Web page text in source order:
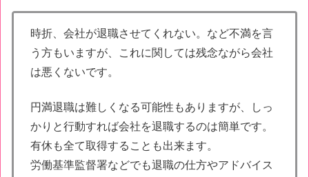
時折、会社が退職させてくれない。など不満を言
う方もいますが、これに関しては残念ながら会社
は悪くないです。
円満退職は難しくなる可能性もありますが、しっ
かりと行動すれば会社を退職するのは簡単です。
有休も全て取得することも出来ます。
労働基準監督署などでも退職の仕方やアドバイス